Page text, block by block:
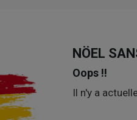
NÖEL
Oops !!
Il n'y a